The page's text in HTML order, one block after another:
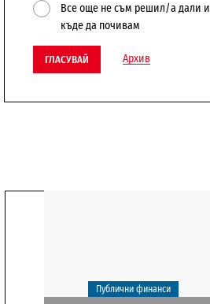
Все още не съм решил/а дали и
къде да почивам
ГЛАСУВАЙ Архив
Публични финанси